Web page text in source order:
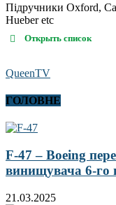
Підручники Oxford,
Hueber etc
Открыть список
QueenTV
ГОЛОВНЕ
F-47 – Boeing
винищувача 6-го
21.03.2025